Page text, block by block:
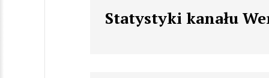
Statystyki kanału